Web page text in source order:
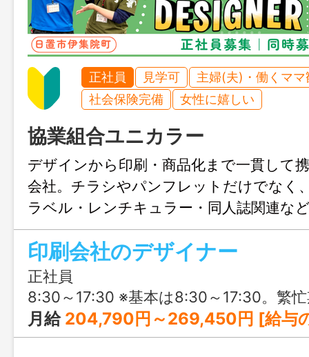
正社員 見学可
主婦(夫)・働くママ
社会保険完備
女性に嬉しい
協業組合ユニカラー
デザインから印刷・商品化まで一貫して
会社。チラシやパンフレットだけでなく
ラベル・レンチキュラー・同人誌関連な
戦でき、デザインの引き出しを広げられ
124日・土日祝休みを基本に、残業も月平
少なく、クリエイティブな仕事を長く続
す。
印刷会社のデザイナー
正社員
8:30～17:30 ※基本は8:30～17:30。繁忙期や印刷納期やイベント参加などによっては早出・残業・休日出勤な
月給 204,790円～269,450円 [給与の内訳] 基本給：190,000円～250,000円 固定残業代：14,790円～19,450円 ※時間外労働の有無に関わらず、10時間分の時間外手当とし